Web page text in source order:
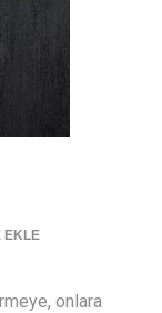
EKLE
onlara